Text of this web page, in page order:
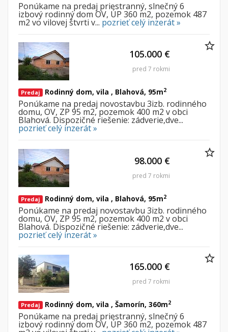
Ponúkame na predaj priestranný, slnečný 6
izbový rodinný dom OV, ÚP 360 m2, pozemok 487
m2 vo vilovej štvrti v... pozrieť celý inzerát »
Predaj Rodinný dom, vila , Blahová, 95m2
Ponúkame na predaj novostavbu 3izb. rodinného
domu, OV, ZP 95 m2, pozemok 400 m2 v obci
Blahová. Dispozičné riešenie: zádverie,dve...
pozrieť celý inzerát »
105.000 €
pred 7 rokmi
Predaj Rodinný dom, vila , Blahová, 95m2
Ponúkame na predaj novostavbu 3izb. rodinného
domu, OV, ZP 95 m2, pozemok 400 m2 v obci
Blahová. Dispozičné riešenie: zádverie,dve...
pozrieť celý inzerát »
98.000 €
pred 7 rokmi
Predaj Rodinný dom, vila , Šamorín, 360m2
Ponúkame na predaj priestranný, slnečný 6
izbový rodinný dom OV, ÚP 360 m2, pozemok 487
165.000 €
pred 7 rokmi